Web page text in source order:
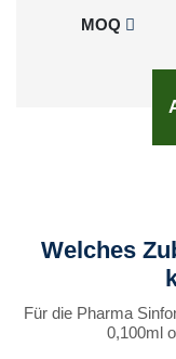
MOQ
Welches
Für die Pharma
0,100ml